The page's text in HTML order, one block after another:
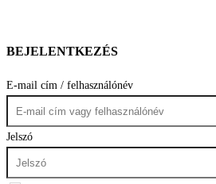
BEJELENTKEZÉS
E-mail cím / felhasználónév
Jelszó